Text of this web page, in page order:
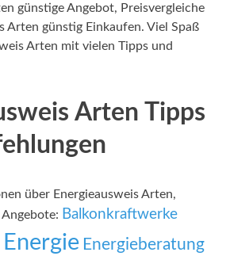
günstige Angebot, Preisvergleiche
Arten günstig Einkaufen. Viel Spaß
Arten mit vielen Tipps und
Arten Tipps
über Energieausweis Arten,
Balkonkraftwerke
Energie Energieberatung